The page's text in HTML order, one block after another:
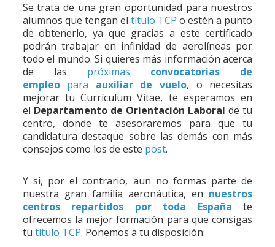
Se trata de una gran oportunidad para nuestros
alumnos que tengan el título TCP o estén a punto
de obtenerlo, ya que gracias a este certificado
podrán trabajar en infinidad de aerolíneas por
todo el mundo. Si quieres más información acerca
de las próximas convocatorias de
empleopara auxiliar de vuelo, o necesitas
mejorar tu Currículum Vitae, te esperamos en
el Departamento de Orientación Laboral de tu
centro, donde te asesoraremos para que tu
candidatura destaque sobre las demás con más
consejos como los de este post.
Y si, por el contrario, aun no formas parte de
nuestra gran familia aeronáutica, en nuestros
centros repartidos por toda España te
ofrecemos la mejor formación para que consigas
tu título TCP. Ponemos a tu disposición: